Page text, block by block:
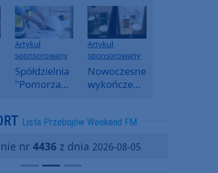
Artykuł
sponsorowany
Spółdzielnia
"Pomorzanka"
informuje o
i ofertach
najmu
Artykuł
sponsorowany
Nowoczesne
wykończenia
SPC, WPC i
kamienny
Lista Przebojów Weekend FM
nr 4436z dnia 2026-08-05